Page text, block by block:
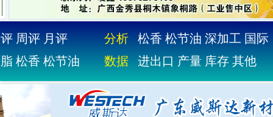
周评 月评 分析 松香 松节油 深加工 国际
松香 松节油 数据 进出口 产量 库存 其他